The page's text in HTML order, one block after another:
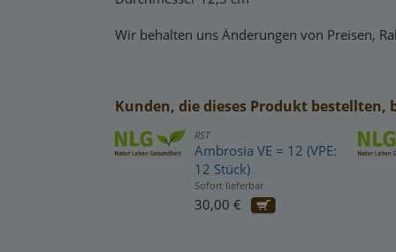
Wir behalten uns Änderungen von Preisen,
Kunden, die dieses Produkt bestellten,
RST
Ambrosia VE = 12 (VPE:
12 Stück)
Sofort lieferbar
30,00 €